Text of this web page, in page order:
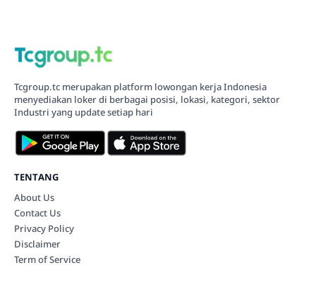
Tcgroup.tc merupakan platform lowongan kerja Indonesia
menyediakan loker di berbagai posisi, lokasi, kategori, sektor
Industri yang update setiap hari
TENTANG
About Us
Contact Us
Privacy Policy
Disclaimer
Term of Service